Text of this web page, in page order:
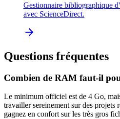
Gestionnaire bibliographique
avec ScienceDirect.
Questions fréquentes
Combien de RAM faut-il
Le minimum officiel est de 4 Go,
travailler sereinement sur des projets
gagnez en confort sur les très gros